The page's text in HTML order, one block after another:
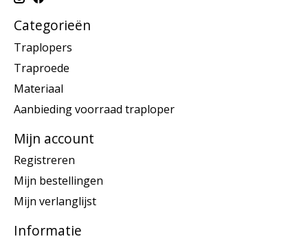
Categorieën
Traplopers
Traproede
Materiaal
Aanbieding voorraad traploper
Mijn account
Registreren
Mijn bestellingen
Mijn verlanglijst
Informatie